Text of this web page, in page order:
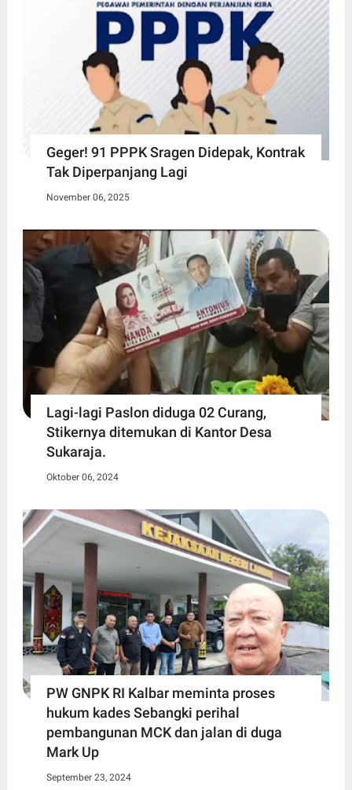
Geger! 91 PPPK Sragen Didepak, Kontrak
Tak Diperpanjang Lagi
November 06, 2025
Lagi-lagi Paslon diduga 02 Curang,
Stikernya ditemukan di Kantor Desa
Sukaraja.
Oktober 06, 2024
PW GNPK RI Kalbar meminta proses
hukum kades Sebangki perihal
pembangunan MCK dan jalan di duga
Mark Up
September 23, 2024